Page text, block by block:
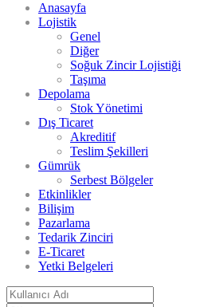
Anasayfa
Lojistik
Genel
Diğer
Soğuk Zincir Lojistiği
Taşıma
Depolama
Stok Yönetimi
Dış Ticaret
Akreditif
Teslim Şekilleri
Gümrük
Serbest Bölgeler
Etkinlikler
Bilişim
Pazarlama
Tedarik Zinciri
E-Ticaret
Yetki Belgeleri